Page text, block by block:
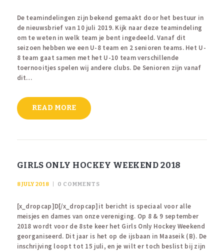
De teamindelingen zijn bekend gemaakt door het bestuur in
de nieuwsbrief van 10 juli 2019. Kijk naar deze teamindeling
om te weten in welk team je bent ingedeeld. Vanaf dit
seizoen hebben we een U-8 team en 2 senioren teams. Het U-
8 team gaat samen met het U-10 team verschillende
toernooitjes spelen wij andere clubs. De Senioren zijn vanaf
dit…
READ MORE
GIRLS ONLY HOCKEY WEEKEND 2018
8 JULY 2018 0 COMMENTS
[x_dropcap]D[/x_dropcap]it bericht is speciaal voor alle
meisjes en dames van onze vereniging. Op 8 & 9 september
2018 wordt voor de 8ste keer het Girls Only Hockey Weekend
georganiseerd. Dit jaar is het op de ijsbaan in Maaseik (B). De
inschrijving loopt tot 15 juli, en je wilt er toch beslist bij zijn